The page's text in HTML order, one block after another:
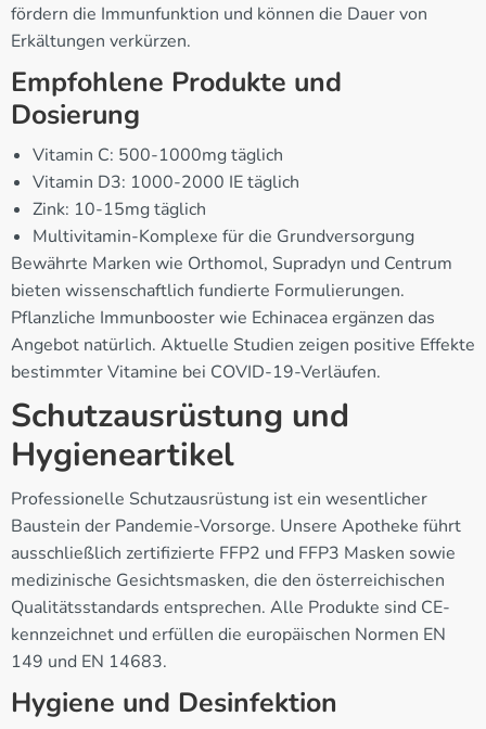
fördern die Immunfunktion und können die Dauer von
Erkältungen verkürzen.
Empfohlene Produkte und
Dosierung
Vitamin C: 500-1000mg täglich
Vitamin D3: 1000-2000 IE täglich
Zink: 10-15mg täglich
Multivitamin-Komplexe für die Grundversorgung
Bewährte Marken wie Orthomol, Supradyn und Centrum
bieten wissenschaftlich fundierte Formulierungen.
Pflanzliche Immunbooster wie Echinacea ergänzen das
Angebot natürlich. Aktuelle Studien zeigen positive Effekte
bestimmter Vitamine bei COVID-19-Verläufen.
Schutzausrüstung und
Hygieneartikel
Professionelle Schutzausrüstung ist ein wesentlicher
Baustein der Pandemie-Vorsorge. Unsere Apotheke führt
ausschließlich zertifizierte FFP2 und FFP3 Masken sowie
medizinische Gesichtsmasken, die den österreichischen
Qualitätsstandards entsprechen. Alle Produkte sind CE-
kennzeichnet und erfüllen die europäischen Normen EN
149 und EN 14683.
Hygiene und Desinfektion